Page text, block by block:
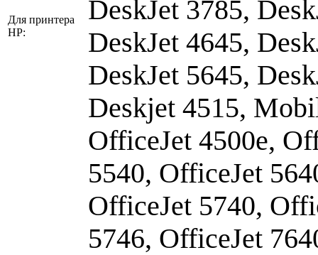
Для принтера
HP:
DeskJet 3785,
DeskJet 4645,
DeskJet 5645,
Deskjet 4515,
OfficeJet 4500e,
5540, OfficeJet
OfficeJet 5740,
5746, OfficeJet